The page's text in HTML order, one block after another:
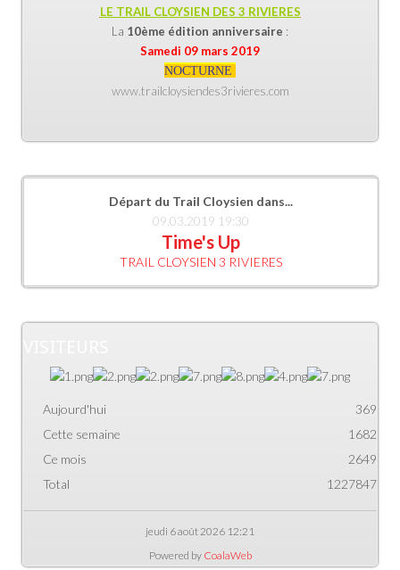
LE TRAIL CLOYSIEN DES 3 RIVIERES
La 10ème édition anniversaire :
Samedi 09 mars 2019
NOCTURNE
www.trailcloysiendes3rivieres.com
Départ du Trail Cloysien dans...
09.03.2019 19:30
Time's Up
TRAIL CLOYSIEN 3 RIVIERES
Aujourd'hui
369
Cette semaine
1682
Ce mois
2649
Total
1227847
jeudi 6 août 2026 12:21
Powered by CoalaWeb